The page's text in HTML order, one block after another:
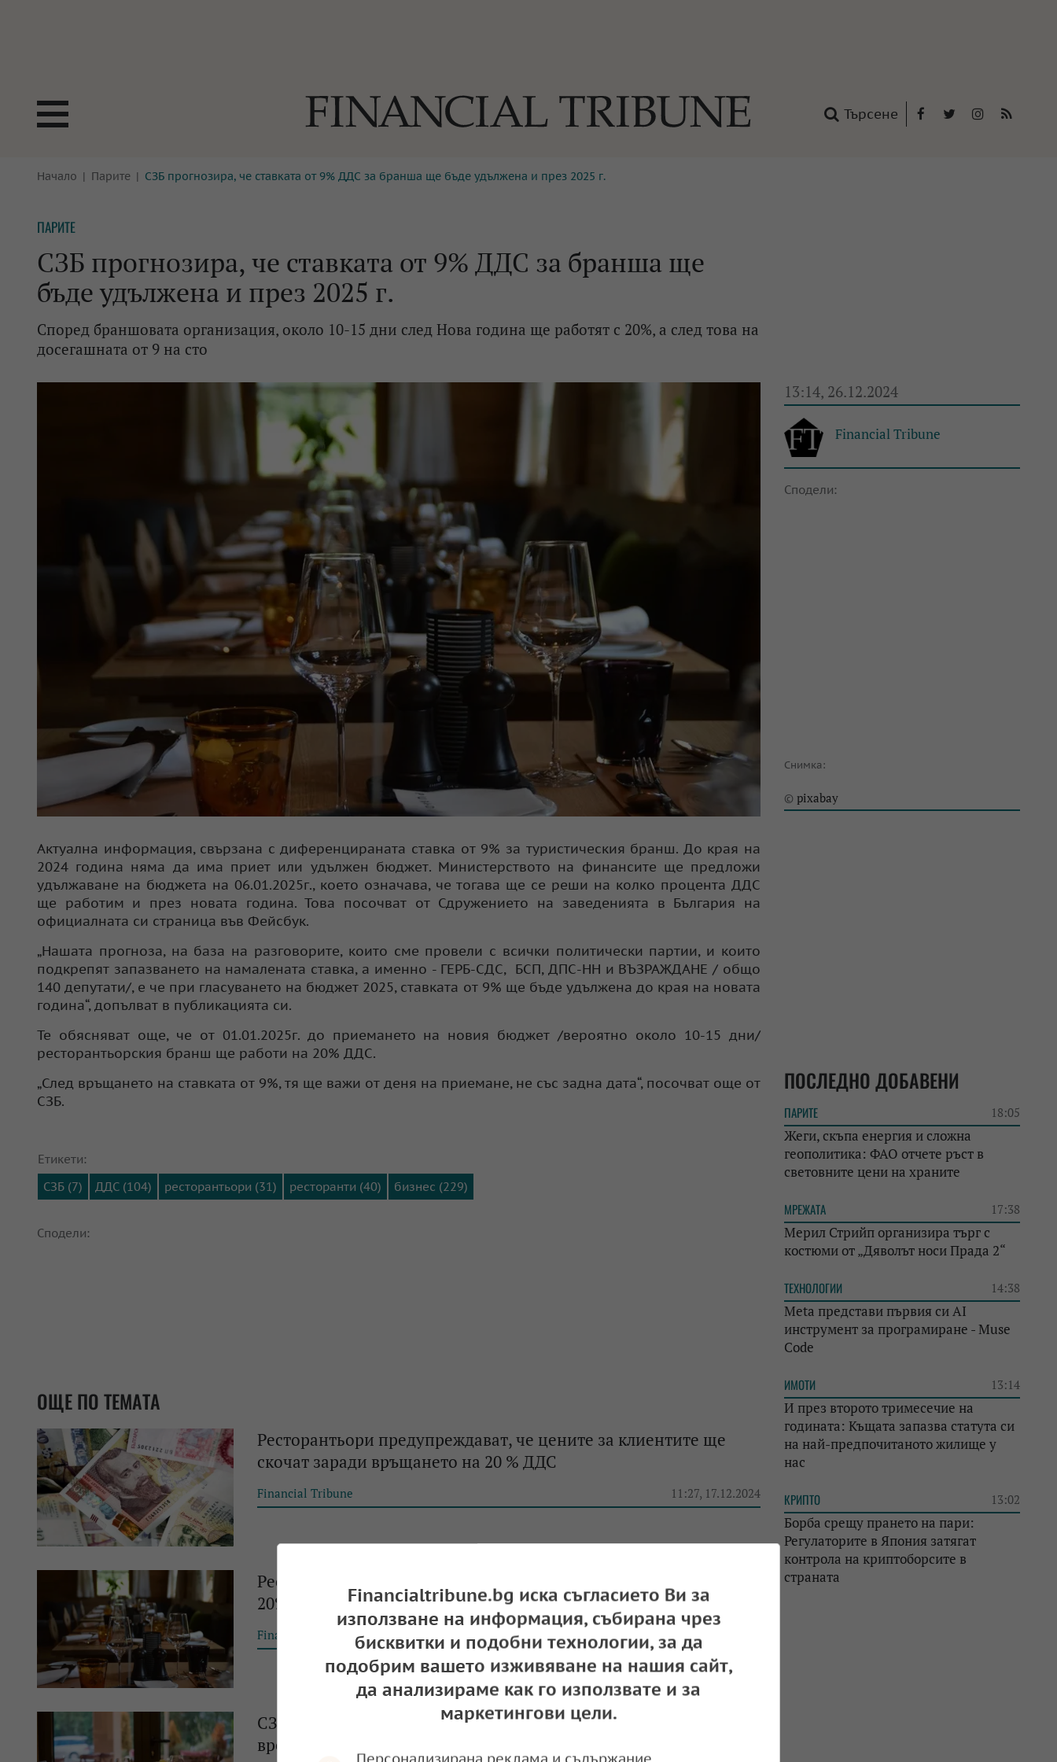
Търсене
БОРСИ
КРИПТО
БАНКИ
ПАРИТЕ
ЗАСТРАХОВАНЕ
ЕНЕРГЕТИКА
ТЕХНОЛОГИИ
ИМОТИ
МУЛТИМЕДИЯ
За нас
Начало Парите СЗБ прогнозира, че ставката от 9% ДДС за бранша ще бъде удължена и през 2025 г.
ПАРИТЕ
СЗБ прогнозира, че ставката от 9% ДДС за бранша ще
бъде удължена и през 2025 г.
Според браншовата организация, около 10-15 дни след Нова година ще работят с 20%, а след това на
досегашната от 9 на сто
13:14, 26.12.2024
Financial Tribune
Сподели:
Снимка:
© pixabay
Актуална информация, свързана с диференцираната ставка от 9% за туристическия бранш. До края на
2024 година няма да има приет или удължен бюджет. Министерството на финансите ще предложи
удължаване на бюджета на 06.01.2025г., което означава, че тогава ще се реши на колко процента ДДС
ще работим и през новата година. Това посочват от Сдружението на заведенията в България на
официалната си страница във Фейсбук.
„Нашата прогноза, на база на разговорите, които сме провели с всички политически партии, и които
подкрепят запазването на намалената ставка, а именно - ГЕРБ-СДС, БСП, ДПС-НН и ВЪЗРАЖДАНЕ / общо
140 депутати/, е че при гласуването на бюджет 2025, ставката от 9% ще бъде удължена до края на новата
година“, допълват в публикацията си.
Те обясняват още, че от 01.01.2025г. до приемането на новия бюджет /вероятно около 10-15 дни/
ресторантьорския бранш ще работи на 20% ДДС.
„След връщането на ставката от 9%, тя ще важи от деня на приемане, не със задна дата“, посочват още от
СЗБ.
Етикети:
СЗБ (7)
ДДС (104) ресторантьори (31) ресторанти (40) бизнес (229)
Сподели:
ОЩЕ ПО ТЕМАТА
Ресторантьори предупреждават, че цените за клиентите ще
скочат заради връщането на 20 % ДДС
Financial Tribune 11:27, 17.12.2024
Ресторантьорите са в протестна готовност, ако ДДС се върне на
20%
Financial Tribune 13:02, 16.12.2024
СЗБ: Връщането на 20% ДДС за заведенията ще донесе повече
вреди на бюджета
ПОСЛЕДНО ДОБАВЕНИ
ПАРИТЕ 18:05
Жеги, скъпа енергия и сложна
геополитика: ФАО отчете ръст в
световните цени на храните
МРЕЖАТА 17:38
Мерил Стрийп организира търг с
костюми от „Дяволът носи Прада 2“
ТЕХНОЛОГИИ 14:38
Meta представи първия си AI
инструмент за програмиране - Muse
Code
ИМОТИ 13:14
И през второто тримесечие на
годината: Къщата запазва статута си
на най-предпочитаното жилище у
нас
КРИПТО 13:02
Борба срещу прането на пари:
Регулаторите в Япония затягат
контрола на криптоборсите в
страната
Financialtribune.bg иска съгласието Ви за
използване на информация, събирана чрез
бисквитки и подобни технологии, за да
подобрим вашето изживяване на нашия сайт,
да анализираме как го използвате и за
маркетингови цели.